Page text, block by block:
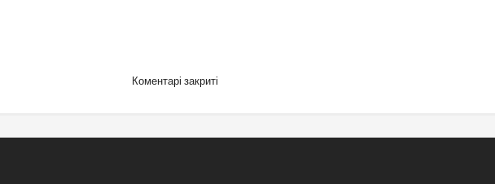
Коментарі закриті